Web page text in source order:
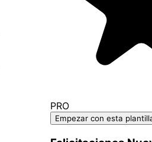
PRO
Empezar con esta